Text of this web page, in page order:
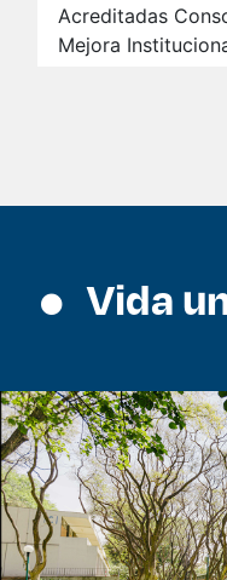
Acreditadas
Mejora
Vida